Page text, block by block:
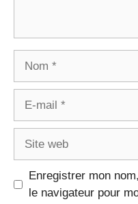
Enregistrer mon
le navigateur pour